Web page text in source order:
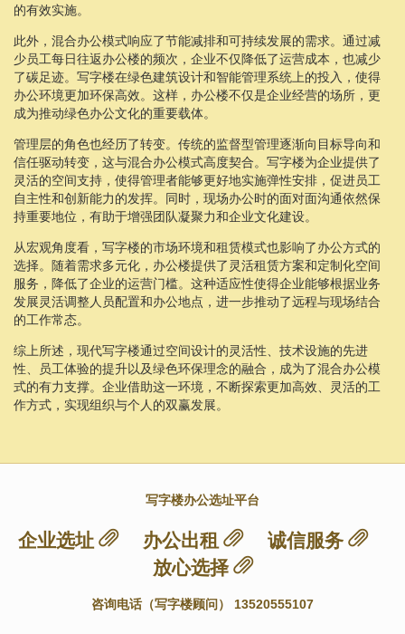
的有效实施。
此外，混合办公模式响应了节能减排和可持续发展的需求。通过减
少员工每日往返办公楼的频次，企业不仅降低了运营成本，也减少
了碳足迹。写字楼在绿色建筑设计和智能管理系统上的投入，使得
办公环境更加环保高效。这样，办公楼不仅是企业经营的场所，更
成为推动绿色办公文化的重要载体。
管理层的角色也经历了转变。传统的监督型管理逐渐向目标导向和
信任驱动转变，这与混合办公模式高度契合。写字楼为企业提供了
灵活的空间支持，使得管理者能够更好地实施弹性安排，促进员工
自主性和创新能力的发挥。同时，现场办公时的面对面沟通依然保
持重要地位，有助于增强团队凝聚力和企业文化建设。
从宏观角度看，写字楼的市场环境和租赁模式也影响了办公方式的
选择。随着需求多元化，办公楼提供了灵活租赁方案和定制化空间
服务，降低了企业的运营门槛。这种适应性使得企业能够根据业务
发展灵活调整人员配置和办公地点，进一步推动了远程与现场结合
的工作常态。
综上所述，现代写字楼通过空间设计的灵活性、技术设施的先进
性、员工体验的提升以及绿色环保理念的融合，成为了混合办公模
式的有力支撑。企业借助这一环境，不断探索更加高效、灵活的工
作方式，实现组织与个人的双赢发展。
写字楼办公选址平台
企业选址 办公出租
诚信服务
放心选择
咨询电话（写字楼顾问） 13520555107